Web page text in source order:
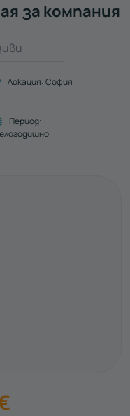
за компания
Локация:София
Период: